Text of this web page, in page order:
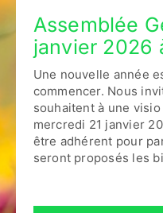
Assemblée
janvier 2026
Une nouvelle année
commencer. Nous
souhaitent à une
mercredi 21 janvier
être adhérent pour
seront proposés les